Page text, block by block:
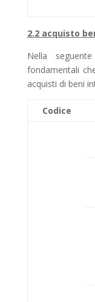
2.2 acquisto
Nella
fondamentali
acquisti di beni
Codice